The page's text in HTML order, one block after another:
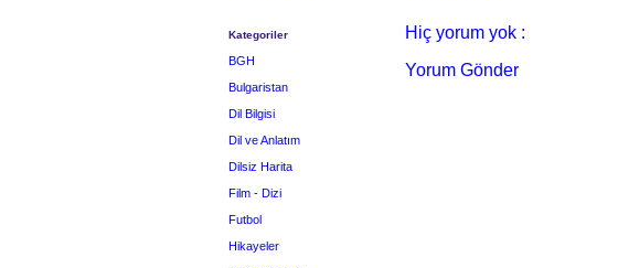
Hiç yorum yok :
Yorum Gönder
Kategoriler
BGH
Bulgaristan
Dil Bilgisi
Dil ve Anlatım
Dilsiz Harita
Film - Dizi
Futbol
Hikayeler